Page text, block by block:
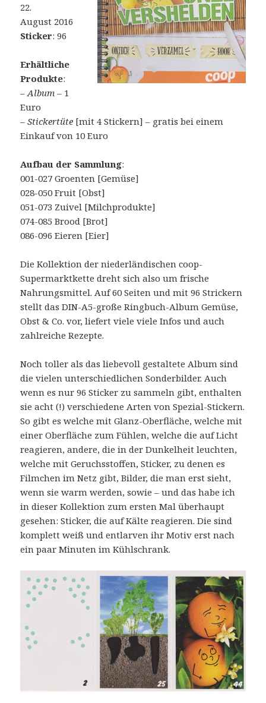
22.
August 2016
Sticker: 96
Erhältliche
Produkte:
–Album – 1
Euro
–Stickertüte [mit 4 Stickern] – gratis bei einem
Einkauf von 10 Euro
Aufbau der Sammlung:
001-027 Groenten [Gemüse]
028-050 Fruit [Obst]
051-073 Zuivel [Milchprodukte]
074-085 Brood [Brot]
086-096 Eieren [Eier]
Die Kollektion der niederländischen coop-
Supermarktkette dreht sich also um frische
Nahrungsmittel. Auf 60 Seiten und mit 96 Strickern
stellt das DIN-A5-große Ringbuch-Album Gemüse,
Obst & Co. vor, liefert viele viele Infos und auch
zahlreiche Rezepte.
Noch toller als das liebevoll gestaltete Album sind
die vielen unterschiedlichen Sonderbilder. Auch
wenn es nur 96 Sticker zu sammeln gibt, enthalten
sie acht (!) verschiedene Arten von Spezial-Stickern.
So gibt es welche mit Glanz-Oberfläche, welche mit
einer Oberfläche zum Fühlen, welche die auf Licht
reagieren, andere, die in der Dunkelheit leuchten,
welche mit Geruchsstoffen, Sticker, zu denen es
Filmchen im Netz gibt, Bilder, die man erst sieht,
wenn sie warm werden, sowie – und das habe ich
in dieser Kollektion zum ersten Mal überhaupt
gesehen: Sticker, die auf Kälte reagieren. Die sind
komplett weiß und entlarven ihr Motiv erst nach
ein paar Minuten im Kühlschrank.